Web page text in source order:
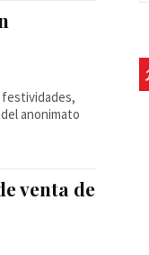
festividades,
anonimato
venta de